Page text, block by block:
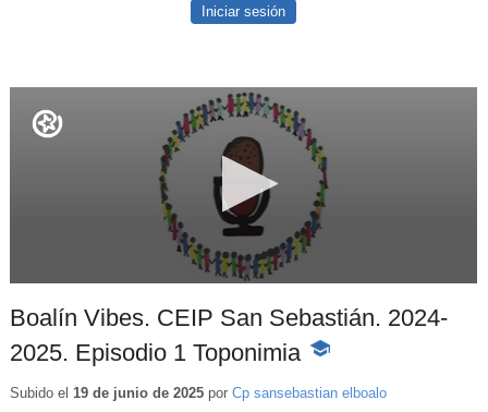
Iniciar sesión
Boalín Vibes. CEIP San Sebastián. 2024-
2025. Episodio 1 Toponimia -
educativo
Subido el 19 de junio de 2025por Cp sansebastian elboalo